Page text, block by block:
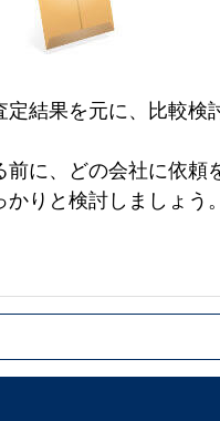
定結果を元に、比較検
前に、どの会社に依頼
りと検討しましょう。